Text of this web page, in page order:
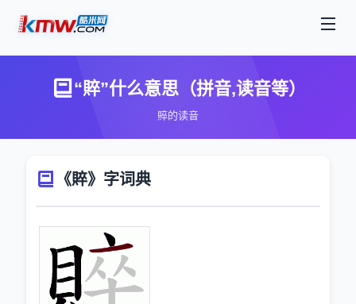
“賥”什么意思（拼音,读音等）
賥的读音
《賥》字词典